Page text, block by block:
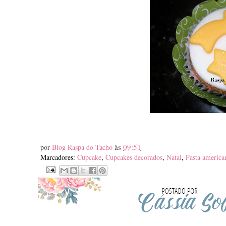
por Blog Raspa do Tacho às 09:51
Marcadores: Cupcake, Cupcakes decorados, Natal, Pasta